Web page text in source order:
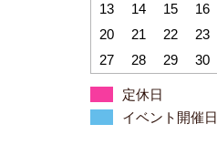
13
14 15 16
20
21 22 23
27
28 29 30
定休日
イベント開催日